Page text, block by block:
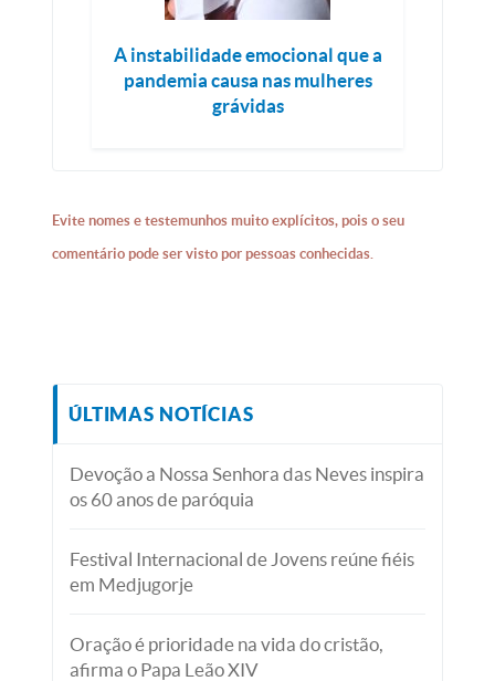
A instabilidade emocional que a
pandemia causa nas mulheres
grávidas
Evite nomes e testemunhos muito explícitos, pois o seu
comentário pode ser visto por pessoas conhecidas.
ÚLTIMAS NOTÍCIAS
Devoção a Nossa Senhora das Neves inspira
os 60 anos de paróquia
Festival Internacional de Jovens reúne fiéis
em Medjugorje
Oração é prioridade na vida do cristão,
afirma o Papa Leão XIV